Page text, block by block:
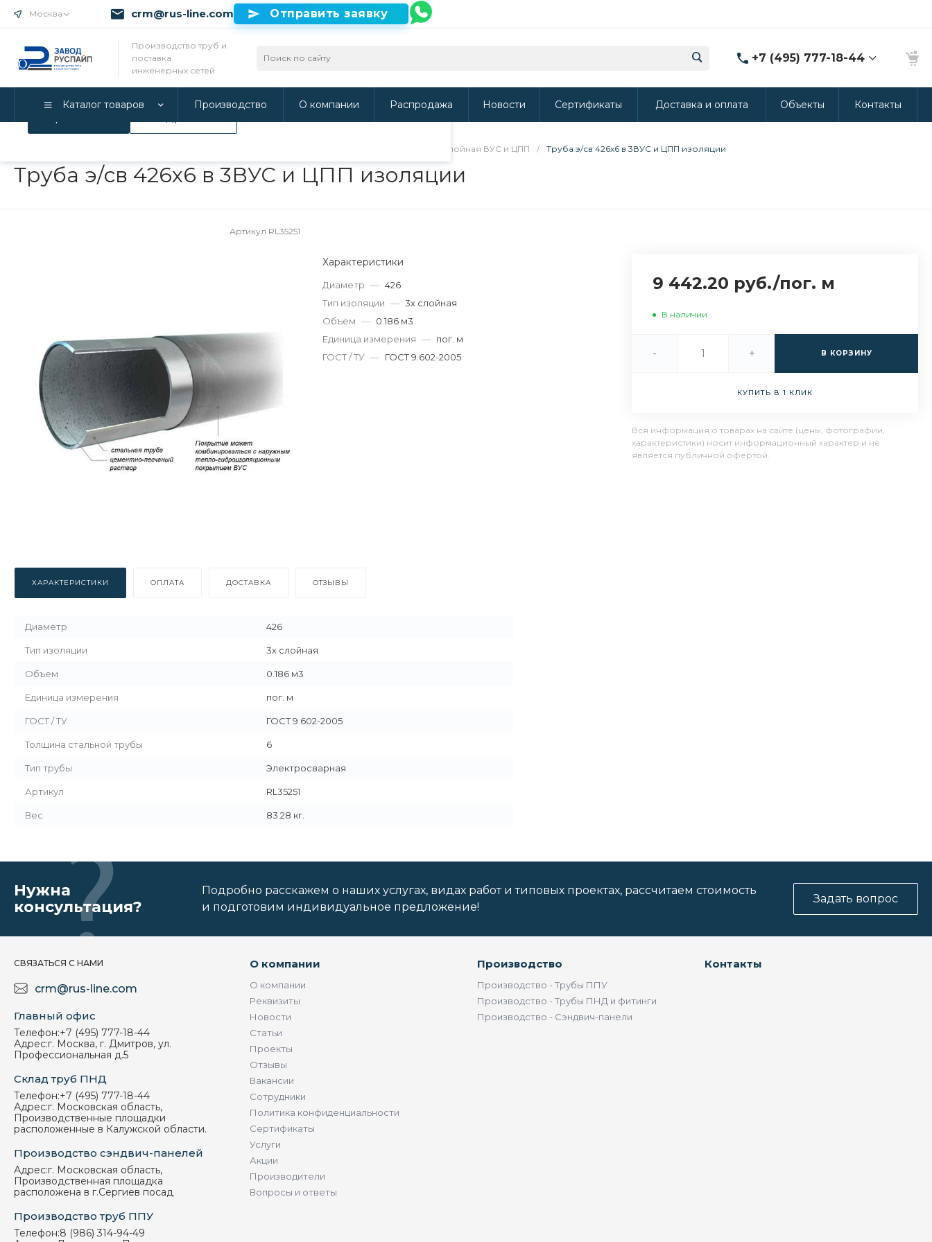
Мы используем Cookie. Если вы продолжаете использовать наш сайт, то
Политикой конфиденциальности
Москва crm@rus-line.com Отправить заявку
Производство труб и
поставка
инженерных сетей
+7 (495) 777-18-44
8 (986) 314-94-49
Промышленная 15
Каталог товаров Производство О компании Распродажа Новости Сертификаты Доставка и оплата Объекты Контакты
3х слойная ВУС и ЦПП / Труба э/св 426х6 в 3ВУС и ЦПП изоляции
Труба э/св 426х6 в 3ВУС и ЦПП изоляции
Артикул RL35251
Характеристики
Диаметр — 426
Тип изоляции — 3х слойная
Объем — 0.186 м3
Единица измерения — пог. м
ГОСТ / ТУ — ГОСТ 9.602-2005
9 442.20 руб./пог. м
В наличии
- + В КОРЗИНУ
КУПИТЬ В 1 КЛИК
Вся информация о товарах на сайте (цены, фотографии,
характеристики) носит информационный характер и не
является публичной офертой.
ХАРАКТЕРИСТИКИ ОПЛАТА ДОСТАВКА ОТЗЫВЫ
Диаметр 426
Тип изоляции 3х слойная
Объем 0.186 м3
Единица измерения пог. м
ГОСТ / ТУ ГОСТ 9.602-2005
Толщина стальной трубы 6
Тип трубы Электросварная
Артикул RL35251
Вес 83.28 кг.
Нужна
консультация?
Подробно расскажем о наших услугах, видах работ и типовых проектах, рассчитаем стоимость
и подготовим индивидуальное предложение!
Задать вопрос
СВЯЗАТЬСЯ С НАМИ
crm@rus-line.com
Главный офис
Телефон:+7 (495) 777-18-44
Адрес:г. Москва, г. Дмитров, ул.
Профессиональная д.5
Склад труб ПНД
Телефон:+7 (495) 777-18-44
Адрес:г. Московская область,
Производственные площадки
расположенные в Калужской области.
Производство сэндвич-панелей
Адрес:г. Московская область,
Производственная площадка
расположена в г.Сергиев посад
Производство труб ППУ
Телефон:8 (986) 314-94-49
О компании
О компании
Реквизиты
Новости
Статьи
Проекты
Отзывы
Вакансии
Сотрудники
Политика конфиденциальности
Сертификаты
Услуги
Акции
Производители
Вопросы и ответы
Производство
Производство - Трубы ППУ
Производство - Трубы ПНД и фитинги
Производство - Сэндвич-панели
Контакты